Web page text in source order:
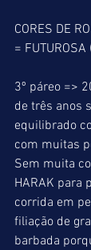
CORES DE
= FUTUROSA
3º páreo =>
de três anos
equilibrado
com muitas
Sem muita
HARAK para
corrida em
filiação de
barbada